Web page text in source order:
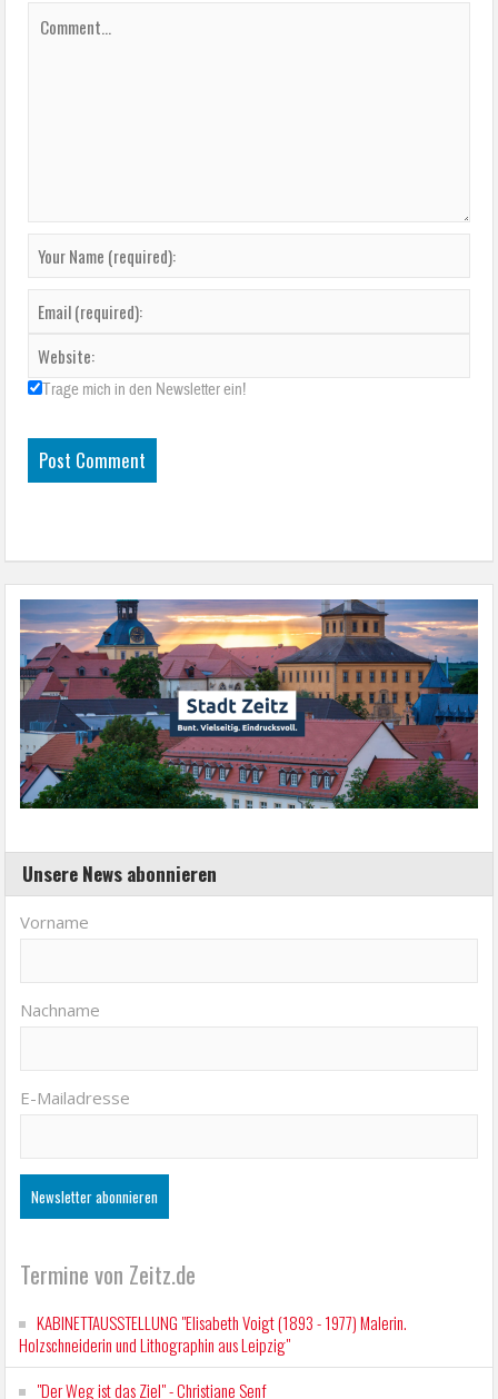
Trage mich in den Newsletter ein!
Unsere News abonnieren
Vorname
Nachname
E-Mailadresse
Termine von Zeitz.de
KABINETTAUSSTELLUNG "Elisabeth Voigt (1893 - 1977) Malerin.
Holzschneiderin und Lithographin aus Leipzig"
"Der Weg ist das Ziel" - Christiane Senf